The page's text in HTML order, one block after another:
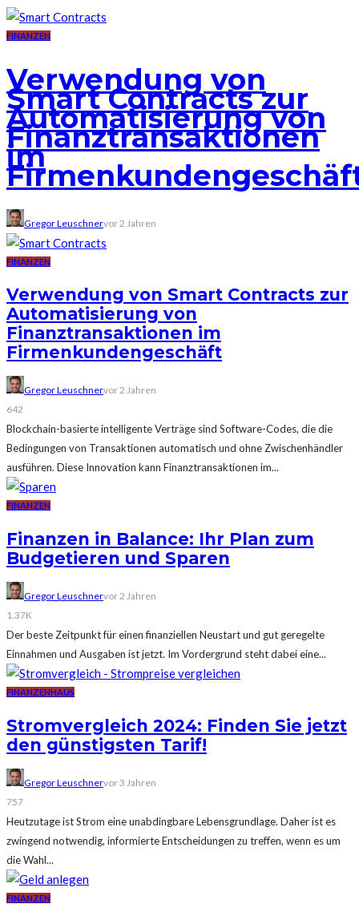
FINANZEN
Verwendung von
Smart Contracts zur
Automatisierung von
Finanztransaktionen
im
Gregor Leuschnervor 2 Jahren
FINANZEN
Verwendung von Smart Contracts zur
Automatisierung von
Finanztransaktionen im
Firmenkundengeschäft
Gregor Leuschnervor 2 Jahren
642
Blockchain-basierte intelligente Verträge sind Software-Codes, die die
Bedingungen von Transaktionen automatisch und ohne Zwischenhändler
ausführen. Diese Innovation kann Finanztransaktionen im...
FINANZEN
Finanzen in Balance: Ihr Plan zum
Budgetieren und Sparen
Gregor Leuschnervor 2 Jahren
1.37K
Der beste Zeitpunkt für einen finanziellen Neustart und gut geregelte
Einnahmen und Ausgaben ist jetzt. Im Vordergrund steht dabei eine...
FINANZENHAUS
Stromvergleich 2024: Finden Sie jetzt
den günstigsten Tarif!
Gregor Leuschnervor 3 Jahren
757
Heutzutage ist Strom eine unabdingbare Lebensgrundlage. Daher ist es
zwingend notwendig, informierte Entscheidungen zu treffen, wenn es um
die Wahl...
FINANZEN